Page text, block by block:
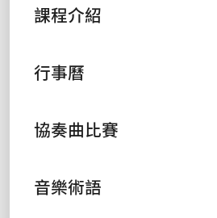
課程介紹
行事曆
協奏曲比賽
音樂術語